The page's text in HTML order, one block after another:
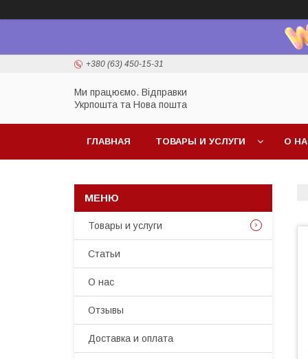
+380 (63) 450-15-31
Ми працюємо. Відправки
Укрпошта та Нова пошта
ГЛАВНАЯ ТОВАРЫ И УСЛУГИ О
Товары и услуги
Статьи
О нас
Отзывы
Доставка и оплата